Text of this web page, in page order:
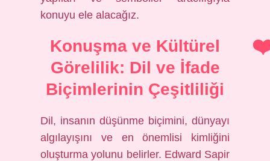
konuyu ele alacağız.
Konuşma ve Kültürel
Görelilik: Dil ve İfade
Biçimlerinin Çeşitliliği
Dil, insanın düşünme biçimini, dünyayı
algılayışını ve en önemlisi kimliğini
oluşturma yolunu belirler. Edward Sapir